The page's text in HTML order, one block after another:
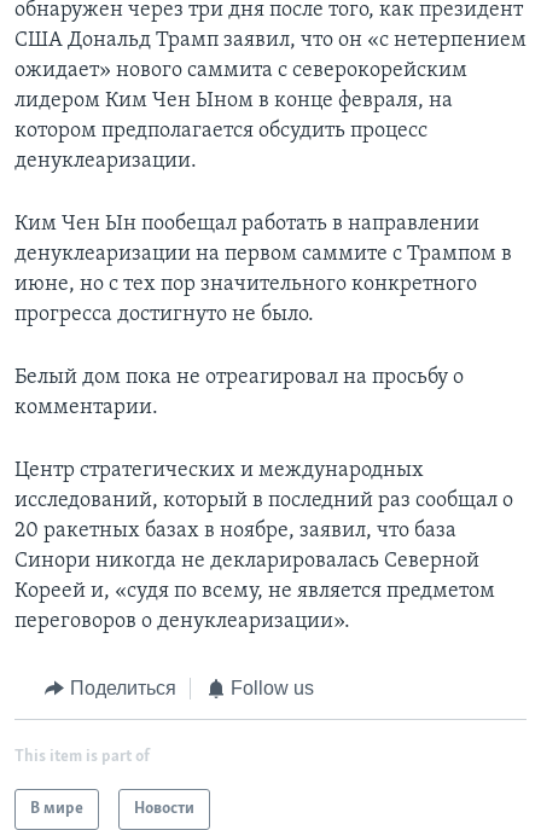
обнаружен через три дня после того, как президент
США Дональд Трамп заявил, что он «с нетерпением
ожидает» нового саммита с северокорейским
лидером Ким Чен Ыном в конце февраля, на
котором предполагается обсудить процесс
денуклеаризации.
Ким Чен Ын пообещал работать в направлении
денуклеаризации на первом саммите с Трампом в
июне, но с тех пор значительного конкретного
прогресса достигнуто не было.
Белый дом пока не отреагировал на просьбу о
комментарии.
Центр стратегических и международных
исследований, который в последний раз сообщал о
20 ракетных базах в ноябре, заявил, что база
Синори никогда не декларировалась Северной
Кореей и, «судя по всему, не является предметом
переговоров о денуклеаризации».
Поделиться Follow us
This item is part of
В мире Новости